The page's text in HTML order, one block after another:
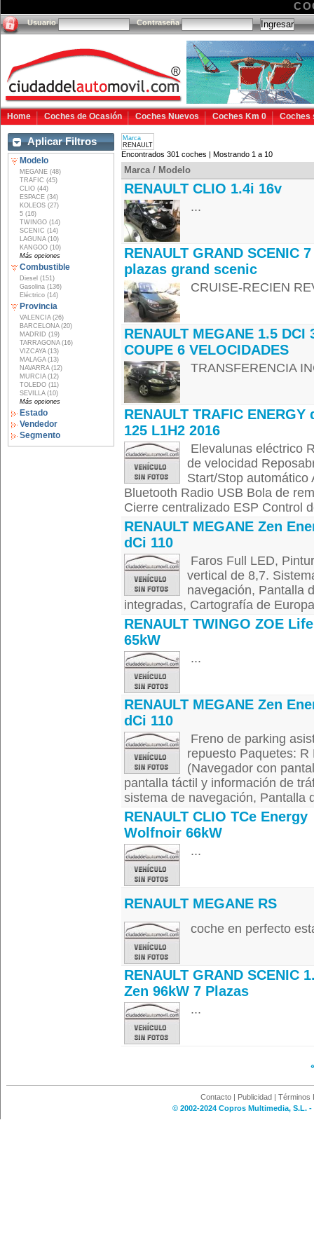
Usuario Contraseña
Home Coches de Ocasión Coches Nuevos Coches Km 0 Coches
Aplicar Filtros
Modelo
MEGANE (48)
TRAFIC (45)
CLIO (44)
ESPACE (34)
KOLEOS (27)
5 (16)
TWINGO (14)
SCENIC (14)
LAGUNA (10)
KANGOO (10)
Más opciones
Combustible
Diesel (151)
Gasolina (136)
Eléctrico (14)
Provincia
VALENCIA (26)
BARCELONA (20)
MADRID (19)
TARRAGONA (16)
VIZCAYA (13)
MALAGA (13)
NAVARRA (12)
MURCIA (12)
TOLEDO (11)
SEVILLA (10)
Más opciones
Estado
Vendedor
Segmento
Marca
RENAULT
Encontrados 301 coches | Mostrando 1 a 10
Marca / Modelo
RENAULT CLIO 1.4i 16v
...
RENAULT GRAND SCENIC 7
plazas grand scenic
CRUISE-RECIEN
RENAULT MEGANE 1.5 DCI
COUPE 6 VELOCIDADES
TRANSFERENCIA
RENAULT TRAFIC ENERGY
125 L1H2 2016
Elevalunas eléctrico
de velocidad
Start/Stop automático
Bluetooth Radio USB Bola de
Cierre centralizado ESP Control
RENAULT MEGANE Zen
dCi 110
Faros Full LED,
vertical de 8,7.
navegación, Pantalla
integradas, Cartografía de
RENAULT TWINGO ZOE Life
65kW
...
RENAULT MEGANE Zen
dCi 110
Freno de parking
repuesto Paquetes:
(Navegador con
pantalla táctil y información de
sistema de navegación, Pantalla
RENAULT CLIO TCe Energy
Wolfnoir 66kW
...
RENAULT MEGANE RS
coche en perfecto
RENAULT GRAND SCENIC
Zen 96kW 7 Plazas
...
Contacto | Publicidad | Términos
© 2002-2024 Copros Multimedia, S.L.